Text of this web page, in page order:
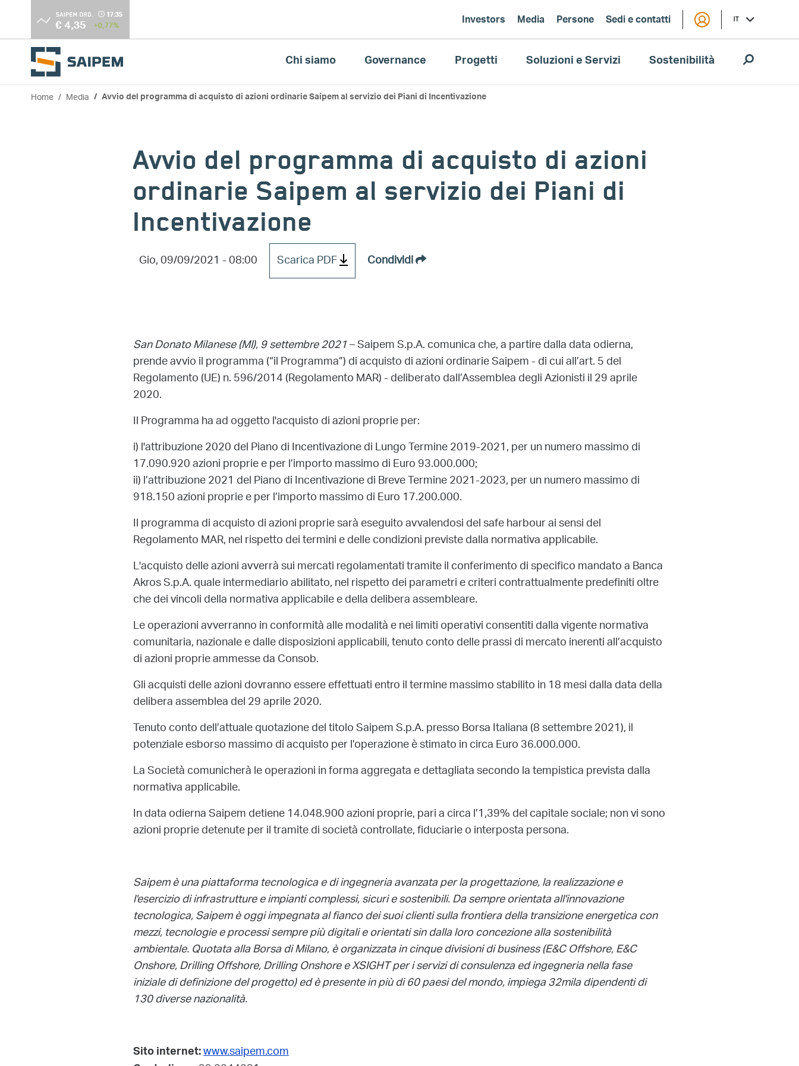
Salta al contenuto principale
Investors Media Persone Sedi e contatti IT
Chi siamo Governance Progetti Soluzioni e Servizi Sostenibilità
Briciole di pane
Home Media Avvio del programma di acquisto di azioni ordinarie Saipem al servizio dei Piani di Incentivazione
Avvio del programma di acquisto di azioni
ordinarie Saipem al servizio dei Piani di
Incentivazione
Gio, 09/09/2021 - 08:00 Scarica PDF Condividi
San Donato Milanese (MI), 9 settembre 2021– Saipem S.p.A. comunica che, a partire dalla data odierna,
prende avvio il programma (“il Programma”) di acquisto di azioni ordinarie Saipem - di cui all’art. 5 del
Regolamento (UE) n. 596/2014 (Regolamento MAR) - deliberato dall’Assemblea degli Azionisti il 29 aprile
2020.
Il Programma ha ad oggetto l'acquisto di azioni proprie per:
i) l'attribuzione 2020 del Piano di Incentivazione di Lungo Termine 2019-2021, per un numero massimo di
17.090.920 azioni proprie e per l’importo massimo di Euro 93.000.000;
ii) l’attribuzione 2021 del Piano di Incentivazione di Breve Termine 2021-2023, per un numero massimo di
918.150 azioni proprie e per l’importo massimo di Euro 17.200.000.
Il programma di acquisto di azioni proprie sarà eseguito avvalendosi del safe harbour ai sensi del
Regolamento MAR, nel rispetto dei termini e delle condizioni previste dalla normativa applicabile.
L'acquisto delle azioni avverrà sui mercati regolamentati tramite il conferimento di specifico mandato a Banca
Akros S.p.A. quale intermediario abilitato, nel rispetto dei parametri e criteri contrattualmente predefiniti oltre
che dei vincoli della normativa applicabile e della delibera assembleare.
Le operazioni avverranno in conformità alle modalità e nei limiti operativi consentiti dalla vigente normativa
comunitaria, nazionale e dalle disposizioni applicabili, tenuto conto delle prassi di mercato inerenti all’acquisto
di azioni proprie ammesse da Consob.
Gli acquisti delle azioni dovranno essere effettuati entro il termine massimo stabilito in 18 mesi dalla data della
delibera assemblea del 29 aprile 2020.
Tenuto conto dell’attuale quotazione del titolo Saipem S.p.A. presso Borsa Italiana (8 settembre 2021), il
potenziale esborso massimo di acquisto per l’operazione è stimato in circa Euro 36.000.000.
La Società comunicherà le operazioni in forma aggregata e dettagliata secondo la tempistica prevista dalla
normativa applicabile.
In data odierna Saipem detiene 14.048.900 azioni proprie, pari a circa l’1,39% del capitale sociale; non vi sono
azioni proprie detenute per il tramite di società controllate, fiduciarie o interposta persona.
Saipem è una piattaforma tecnologica e di ingegneria avanzata per la progettazione, la realizzazione e
l'esercizio di infrastrutture e impianti complessi, sicuri e sostenibili. Da sempre orientata all'innovazione
tecnologica, Saipem è oggi impegnata al fianco dei suoi clienti sulla frontiera della transizione energetica con
mezzi, tecnologie e processi sempre più digitali e orientati sin dalla loro concezione alla sostenibilità
ambientale. Quotata alla Borsa di Milano, è organizzata in cinque divisioni di business (E&C Offshore, E&C
Onshore, Drilling Offshore, Drilling Onshore e XSIGHT per i servizi di consulenza ed ingegneria nella fase
iniziale di definizione del progetto) ed è presente in più di 60 paesi del mondo, impiega 32mila dipendenti di
130 diverse nazionalità.
Sito internet:www.saipem.com